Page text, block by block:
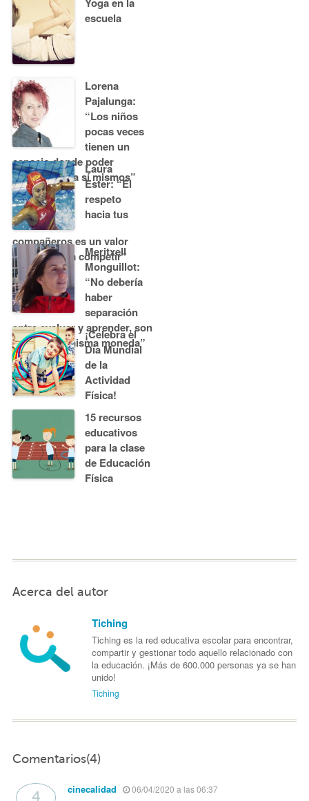
escuela
Lorena
Pajalunga:
“Los niños
pocas veces
tienen un
espacio donde poder
encontrarse a sí mismos”
Laura
Ester: “El
respeto
hacia tus
compañeros es un valor
esencial para competir”
Meritxell
Monguillot:
“No debería
haber
separación
entre evaluar y aprender, son
caras de la misma moneda”
¡Celebra el
Día Mundial
de la
Actividad
Física!
15 recursos
educativos
para la clase
de Educación
Física
Acerca del autor
Tiching
Tiching es la red educativa escolar para encontrar,
compartir y gestionar todo aquello relacionado con
la educación. ¡Más de 600.000 personas ya se han
unido!
Tiching
Comentarios(4)
cinecalidad 06/04/2020 a las 06:37